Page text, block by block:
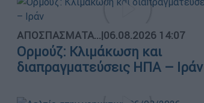
ΑΠΟΣΠΑΣΜΑΤΑ...|06.08.2026 14:07
Ορμούζ: Κλιμάκωση και
διαπραγματεύσεις ΗΠΑ – Ιράν